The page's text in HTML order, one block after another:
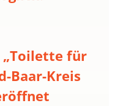
„Toilette für
Baar-Kreis